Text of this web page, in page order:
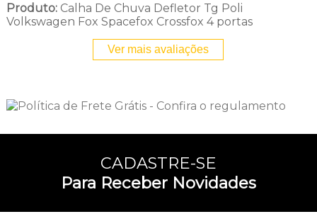
Produto:Calha De Chuva Defletor Tg Poli
Volkswagen Fox Spacefox Crossfox 4 portas
Ver mais avaliações
CADASTRE-SE
Para Receber Novidades